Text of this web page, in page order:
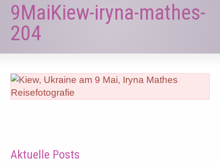
9MaiKiew-iryna-mathes-
204
Aktuelle Posts